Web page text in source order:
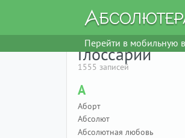
Перейти в мобильную
Глоссарий
1555 записей
А
Аборт
Абсолют
Абсолютная любовь